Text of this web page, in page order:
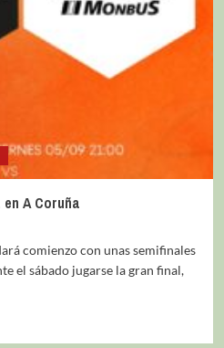
A Coruña
comienzo con unas semifinales
el sábado jugarse la gran final,